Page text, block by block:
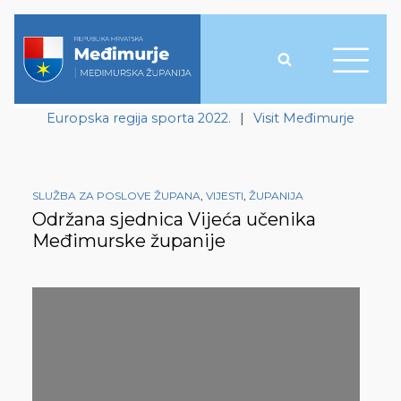
Europska regija sporta 2022. | Visit Međimurje
SLUŽBA ZA POSLOVE ŽUPANA, VIJESTI, ŽUPANIJA
Održana sjednica Vijeća učenika
Međimurske županije